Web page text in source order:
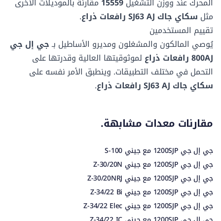
3.02 م 2.56 م
تذبذب المحور
- 10.18 م
طول الذراع الجانبي
-
طول الذراع الجانبي مستمر
نوع الاطارات
هوائي
نوع الاطارات
مقبض قبضة
مملوء بالهواء
مثل سكاي جاك SJ63 AJ رافعات ذراع
.
تقييم المستخدمين
يُوصي المالكون والمشغلون ومديرو الأساطيل بـجي إل جي
800AJ رافعات ذراع
لموثوقيتها العالية وقدرتها على
التحمل في مختلف التطبيقات. وينطبق الأمر نفسه على
سكاي جاك SJ63 AJ رافعات ذراع
.
مقارنات معدات مشابهة.
جي إل جي 1200SJP مع جيني S-100
جي إل جي 1200SJP مع جيني Z-30/20N
جي إل جي 1200SJP مع جيني Z-30/20NRJ
جي إل جي 1200SJP مع جيني Z-34/22 Bi
جي إل جي 1200SJP مع جيني Z-34/22 Elec